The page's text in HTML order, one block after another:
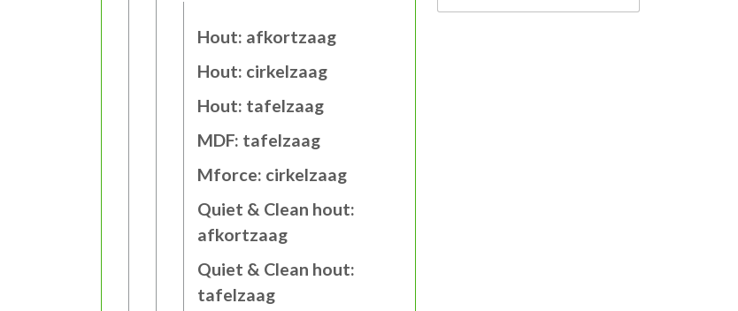
Hout: afkortzaag
Hout: cirkelzaag
Hout: tafelzaag
MDF: tafelzaag
Mforce: cirkelzaag
Quiet & Clean hout:
afkortzaag
Quiet & Clean hout:
tafelzaag